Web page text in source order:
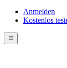
Menutech
navigation
Anmelden
Kostenlos
menu